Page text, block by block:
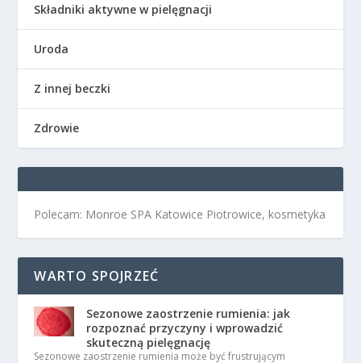
Składniki aktywne w pielęgnacji
Uroda
Z innej beczki
Zdrowie
Polecam: Monroe SPA Katowice Piotrowice, kosmetyka
WARTO SPOJRZEĆ
Sezonowe zaostrzenie rumienia: jak
rozpoznać przyczyny i wprowadzić
skuteczną pielęgnację
Sezonowe zaostrzenie rumienia może być frustrującym